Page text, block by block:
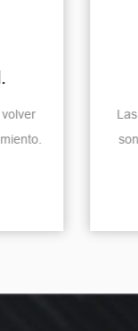
de nailon
con hilo elástico
cómodas y